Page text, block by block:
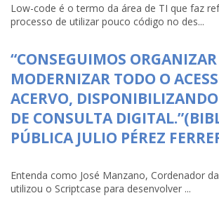
Low-code é o termo da área de TI que faz
processo de utilizar pouco código no des...
“CONSEGUIMOS ORGANIZAR
MODERNIZAR TODO O
ACERVO,
DE CONSULTA
PÚBLICA JULIO PÉREZ
Entenda como José Manzano, Cordenador
utilizou o Scriptcase para desenvolver ...